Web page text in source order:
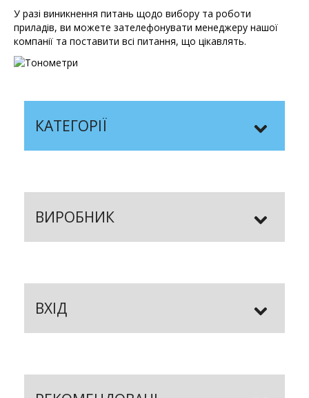
У разі виникнення питань щодо вибору та роботи
приладів, ви можете зателефонувати менеджеру нашої
компанії та поставити всі питання, що цікавлять.
КАТЕГОРІЇ
ВИРОБНИК
ВХІД